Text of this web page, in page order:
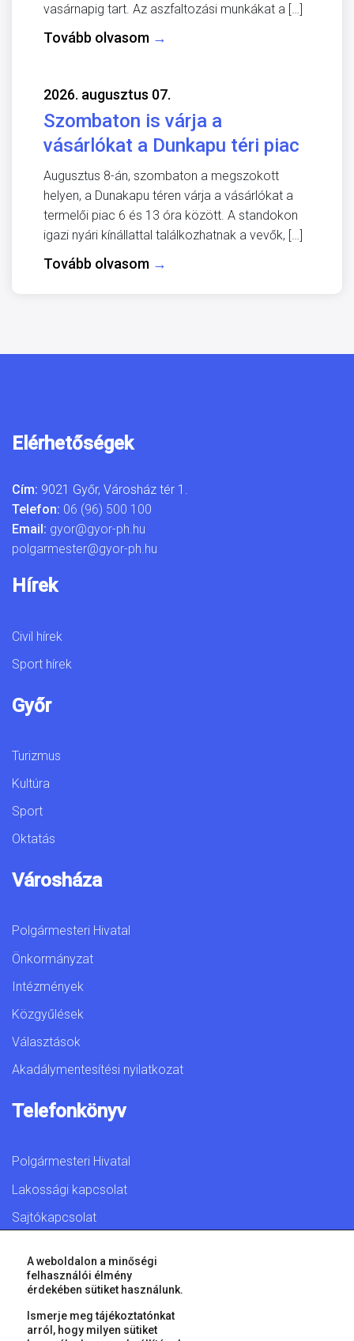
vasárnapig tart. Az aszfaltozási munkákat a […]
Tovább olvasom →
2026. augusztus 07.
Szombaton is várja a
vásárlókat a Dunkapu téri piac
Augusztus 8-án, szombaton a megszokott
helyen, a Dunakapu téren várja a vásárlókat a
termelői piac 6 és 13 óra között. A standokon
igazi nyári kínállattal találkozhatnak a vevők, […]
Tovább olvasom →
Elérhetőségek
Cím: 9021 Győr, Városház tér 1.
Telefon: 06 (96) 500 100
Email: gyor@gyor-ph.hu
polgarmester@gyor-ph.hu
Hírek
Civil hírek
Sport hírek
Győr
Turizmus
Kultúra
Sport
Oktatás
Városháza
Polgármesteri Hivatal
Önkormányzat
Intézmények
Közgyűlések
Választások
Akadálymentesítési nyilatkozat
Telefonkönyv
Polgármesteri Hivatal
Lakossági kapcsolat
Sajtókapcsolat
© 2026 Győr Megyei Jogú Város • Minden jog fenntartva!
A weboldalon a minőségi
felhasználói élmény
érdekében sütiket használunk.
Ismerje meg tájékoztatónkat
arról, hogy milyen sütiket